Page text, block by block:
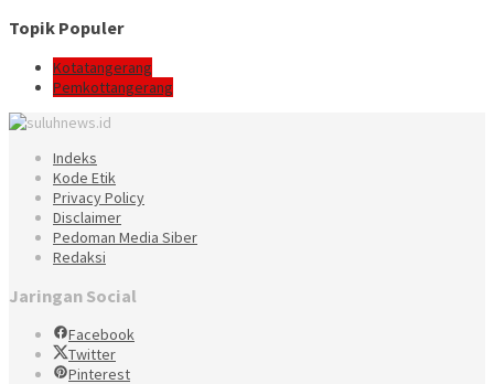
Topik Populer
Kotatangerang
Pemkottangerang
Indeks
Kode Etik
Privacy Policy
Disclaimer
Pedoman Media Siber
Redaksi
Jaringan Social
Facebook
Twitter
Pinterest